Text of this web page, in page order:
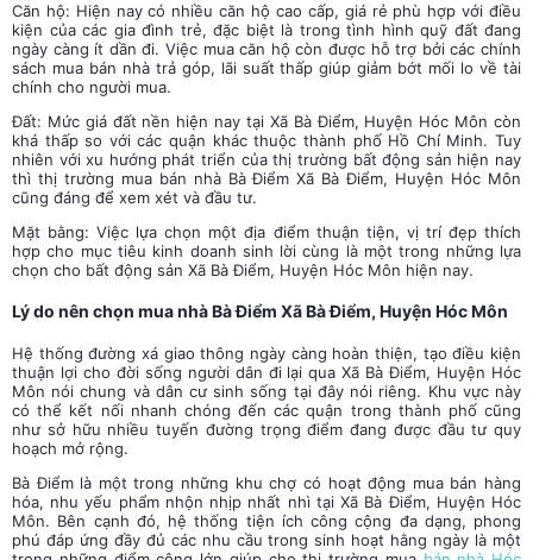
Căn hộ: Hiện nay có nhiều căn hộ cao cấp, giá rẻ phù hợp với điều
kiện của các gia đình trẻ, đặc biệt là trong tình hình quỹ đất đang
ngày càng ít dần đi. Việc mua căn hộ còn được hỗ trợ bởi các chính
sách mua bán nhà trả góp, lãi suất thấp giúp giảm bớt mối lo về tài
chính cho người mua.
Đất: Mức giá đất nền hiện nay tại Xã Bà Điểm, Huyện Hóc Môn còn
khá thấp so với các quận khác thuộc thành phố Hồ Chí Minh. Tuy
nhiên với xu hướng phát triển của thị trường bất động sản hiện nay
thì thị trường mua bán nhà Bà Điểm Xã Bà Điểm, Huyện Hóc Môn
cũng đáng để xem xét và đầu tư.
Mặt bằng: Việc lựa chọn một địa điểm thuận tiện, vị trí đẹp thích
hợp cho mục tiêu kinh doanh sinh lời cùng là một trong những lựa
chọn cho bất động sản Xã Bà Điểm, Huyện Hóc Môn hiện nay.
Lý do nên chọn mua nhà Bà Điểm Xã Bà Điểm, Huyện Hóc Môn
Hệ thống đường xá giao thông ngày càng hoàn thiện, tạo điều kiện
thuận lợi cho đời sống người dân đi lại qua Xã Bà Điểm, Huyện Hóc
Môn nói chung và dân cư sinh sống tại đây nói riêng. Khu vực này
có thể kết nối nhanh chóng đến các quận trong thành phố cũng
như sở hữu nhiều tuyến đường trọng điểm đang được đầu tư quy
hoạch mở rộng.
Bà Điểm là một trong những khu chợ có hoạt động mua bán hàng
hóa, nhu yếu phẩm nhộn nhịp nhất nhì tại Xã Bà Điểm, Huyện Hóc
Môn. Bên cạnh đó, hệ thống tiện ích công cộng đa dạng, phong
phú đáp ứng đầy đủ các nhu cầu trong sinh hoạt hằng ngày là một